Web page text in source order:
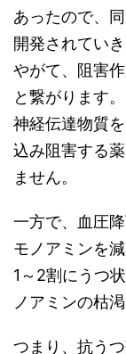
あったので、
開発されていき
やがて、阻害
と繋がります
神経伝達物質
込み阻害する
ません。
一方で、血圧
モノアミンを
1～2割にうつ
ノアミンの枯
つまり、抗う